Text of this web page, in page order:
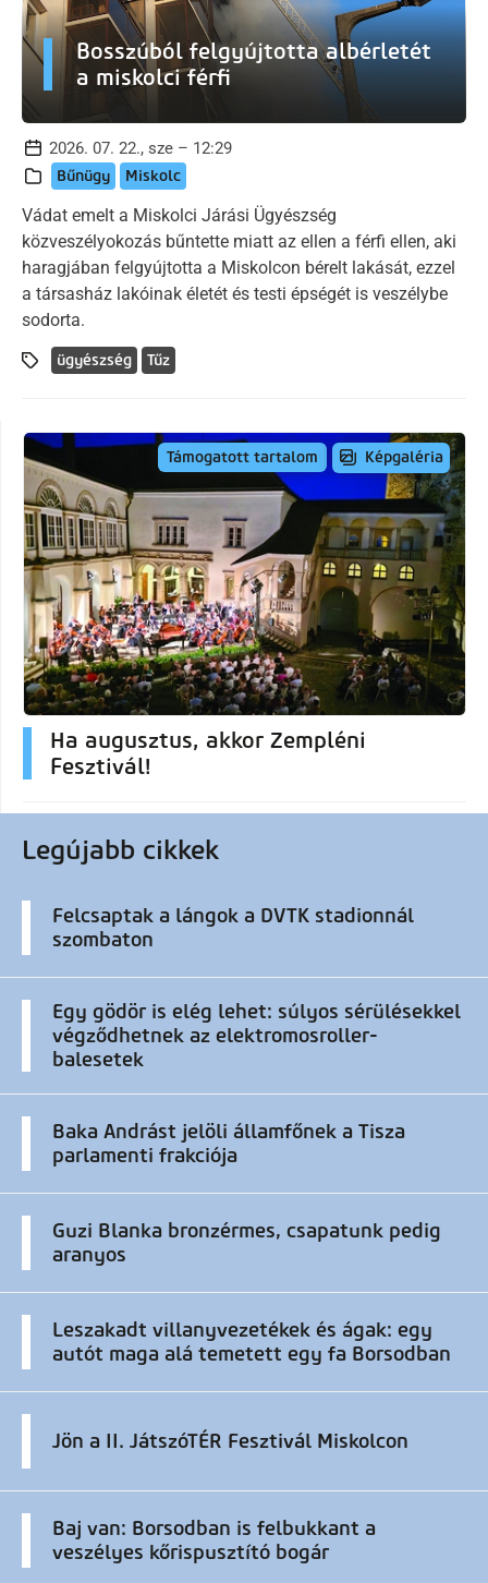
Bosszúból felgyújtotta albérletét
a miskolci férfi
2026. 07. 22., sze – 12:29
Bűnügy Miskolc
Vádat emelt a Miskolci Járási Ügyészség
közveszélyokozás bűntette miatt az ellen a férfi ellen, aki
haragjában felgyújtotta a Miskolcon bérelt lakását, ezzel
a társasház lakóinak életét és testi épségét is veszélybe
sodorta.
ügyészség Tűz
Támogatott tartalom Képgaléria
Ha augusztus, akkor Zempléni
Fesztivál!
Legújabb cikkek
Felcsaptak a lángok a DVTK stadionnál
szombaton
Egy gödör is elég lehet: súlyos sérülésekkel
végződhetnek az elektromosroller-
balesetek
Baka Andrást jelöli államfőnek a Tisza
parlamenti frakciója
Guzi Blanka bronzérmes, csapatunk pedig
aranyos
Leszakadt villanyvezetékek és ágak: egy
autót maga alá temetett egy fa Borsodban
Jön a II. JátszóTÉR Fesztivál Miskolcon
Baj van: Borsodban is felbukkant a
veszélyes kőrispusztító bogár